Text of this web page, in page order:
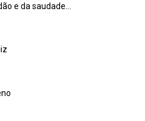
e da saudade...